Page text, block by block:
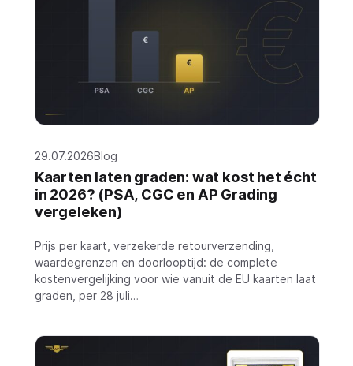
29.07.2026Blog
Kaarten laten graden: wat kost het écht
in 2026? (PSA, CGC en AP Grading
vergeleken)
Prijs per kaart, verzekerde retourverzending,
waardegrenzen en doorlooptijd: de complete
kostenvergelijking voor wie vanuit de EU kaarten laat
graden, per 28 juli…